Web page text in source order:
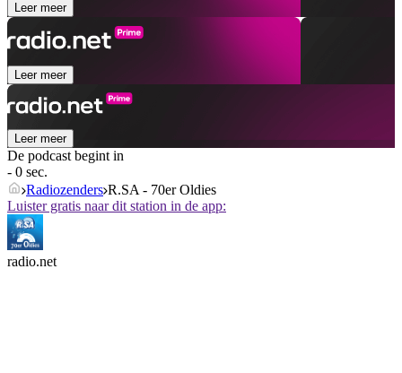
Leer meer
Leer meer
Leer meer
De podcast begint in
- 0 sec.
Radiozenders R.SA - 70er Oldies
Luister gratis naar dit station in de app:
radio.net